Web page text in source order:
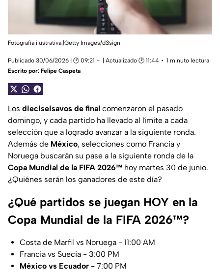
Fotografía ilustrativa.|Getty Images/d3sign
Publicado 30/06/2026 | 🕑 09:21 | Actualizado 🕑 11:44
1 minuto lectura
Escrito por: Felipe Caspeta
Los dieciseisavos de final comenzaron el pasado
domingo, y cada partido ha llevado al límite a cada
selección que a logrado avanzar a la siguiente ronda.
Además de México, selecciones como Francia y
Noruega buscarán su pase a la siguiente ronda de la
Copa Mundial de la FIFA 2026™ hoy martes 30 de junio.
¿Quiénes serán los ganadores de este día?
¿Qué partidos se juegan HOY en la
Copa Mundial de la FIFA 2026™?
Costa de Marfil vs Noruega - 11:00 AM
Francia vs Suecia - 3:00 PM
México vs Ecuador - 7:00 PM